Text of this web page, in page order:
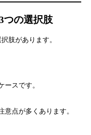
つの選択肢
肢があります。
ースです。
点が多くあります。